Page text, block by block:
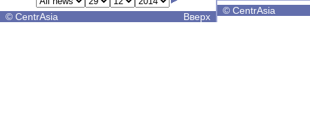
© CentrAsia Вверх
© CentrAsia